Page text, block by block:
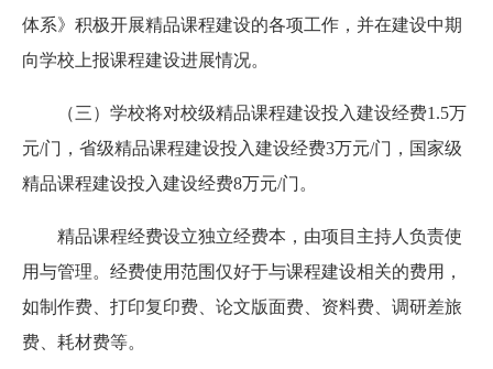
体系》积极开展精品课程建设的各项工作，并在建设中期
向学校上报课程建设进展情况。
（三）学校将对校级精品课程建设投入建设经费1.5万
元/门，省级精品课程建设投入建设经费3万元/门，国家级
精品课程建设投入建设经费8万元/门。
精品课程经费设立独立经费本，由项目主持人负责使
用与管理。经费使用范围仅好于与课程建设相关的费用，
如制作费、打印复印费、论文版面费、资料费、调研差旅
费、耗材费等。